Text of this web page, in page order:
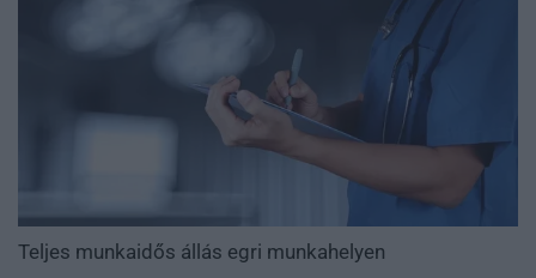
Teljes munkaidős állás egri munkahelyen